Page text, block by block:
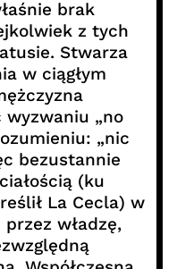
brak
z tych
Stwarza
w ciągłym
„no
„nic
bezustannie
(ku
La Cecla) w
władzę,